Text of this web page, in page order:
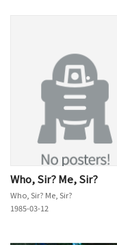
Who, Sir? Me, Sir?
Who, Sir? Me, Sir?
1985-03-12